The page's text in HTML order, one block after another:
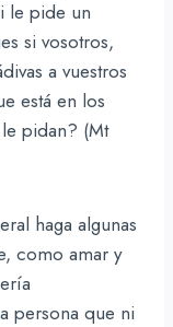
le pide un
si vosotros,
a vuestros
está en los
pidan? (Mt
haga algunas
como amar y
persona que ni